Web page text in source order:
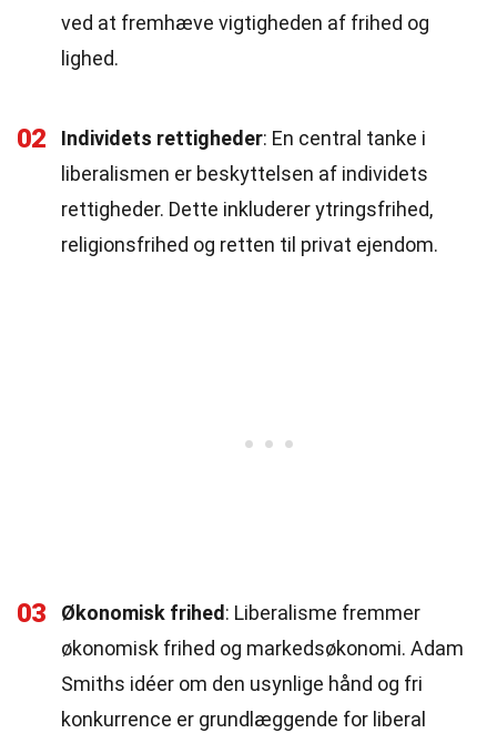
ved at fremhæve vigtigheden af frihed og
lighed.
02 Individets rettigheder: En central tanke i
liberalismen er beskyttelsen af individets
rettigheder. Dette inkluderer ytringsfrihed,
religionsfrihed og retten til privat ejendom.
03 Økonomisk frihed : Liberalisme fremmer
økonomisk frihed og markedsøkonomi. Adam
Smiths idéer om den usynlige hånd og fri
konkurrence er grundlæggende for liberal